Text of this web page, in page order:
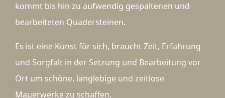
kommt bis hin zu aufwendig gespaltenen und
bearbeiteten Quadersteinen.
Es ist eine Kunst für sich, braucht Zeit, Erfahrung
und Sorgfalt in der Setzung und Bearbeitung vor
Ort um schöne, langlebige und zeitlose
Mauerwerke zu schaffen.